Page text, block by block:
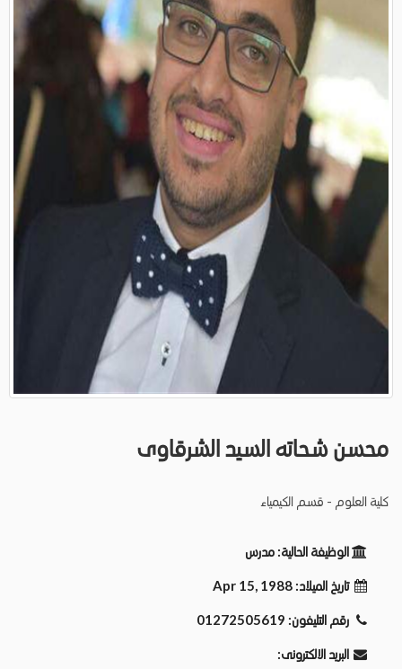
محسن شحاته السيد الشرقاوى
كلية العلوم - قسم الكيمياء
الوظيفة الحالية: مدرس
تاريخ الميلاد: Apr 15, 1988
رقم التليفون: 01272505619
البريد الالكترونى: